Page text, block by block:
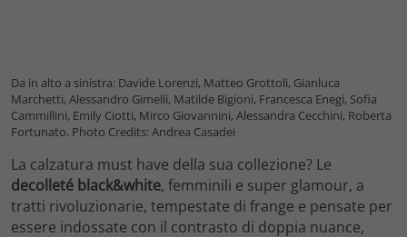
Da in alto a sinistra: Davide Lorenzi, Matteo Grottoli, Gianluca
Marchetti, Alessandro Gimelli, Matilde Bigioni, Francesca Enegi, Sofia
Cammillini, Emily Ciotti, Mirco Giovannini, Alessandra Cecchini, Roberta
Fortunato. Photo Credits: Andrea Casadei
La calzatura must have della sua collezione? Le
decolleté black&white, femminili e super glamour, a
tratti rivoluzionarie, tempestate di frange e pensate per
essere indossate con il contrasto di doppia nuance,